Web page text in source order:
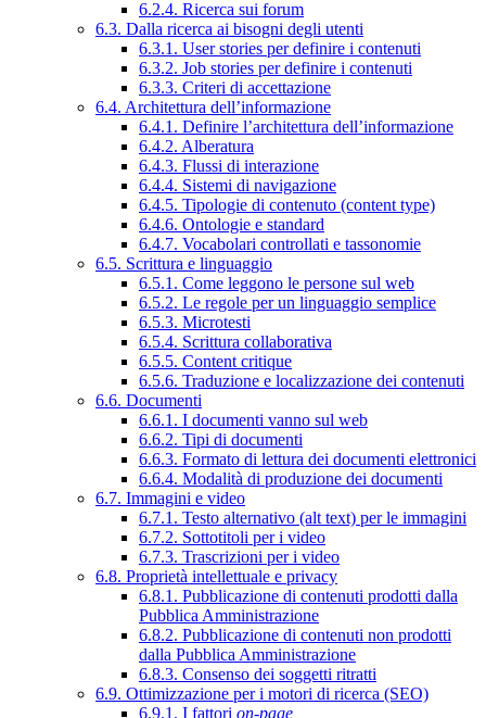
6.2.4. Ricerca sui forum
6.3. Dalla ricerca ai bisogni degli utenti
6.3.1. User stories per definire i contenuti
6.3.2. Job stories per definire i contenuti
6.3.3. Criteri di accettazione
6.4. Architettura dell’informazione
6.4.1. Definire l’architettura dell’informazione
6.4.2. Alberatura
6.4.3. Flussi di interazione
6.4.4. Sistemi di navigazione
6.4.5. Tipologie di contenuto (content type)
6.4.6. Ontologie e standard
6.4.7. Vocabolari controllati e tassonomie
6.5. Scrittura e linguaggio
6.5.1. Come leggono le persone sul web
6.5.2. Le regole per un linguaggio semplice
6.5.3. Microtesti
6.5.4. Scrittura collaborativa
6.5.5. Content critique
6.5.6. Traduzione e localizzazione dei contenuti
6.6. Documenti
6.6.1. I documenti vanno sul web
6.6.2. Tipi di documenti
6.6.3. Formato di lettura dei documenti elettronici
6.6.4. Modalità di produzione dei documenti
6.7. Immagini e video
6.7.1. Testo alternativo (alt text) per le immagini
6.7.2. Sottotitoli per i video
6.7.3. Trascrizioni per i video
6.8. Proprietà intellettuale e privacy
6.8.1. Pubblicazione di contenuti prodotti dalla
Pubblica Amministrazione
6.8.2. Pubblicazione di contenuti non prodotti
dalla Pubblica Amministrazione
6.8.3. Consenso dei soggetti ritratti
6.9. Ottimizzazione per i motori di ricerca (SEO)
6.9.1. I fattori on-page